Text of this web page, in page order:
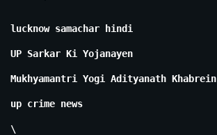
lucknow samachar hindi
UP Sarkar Ki Yojanayen
Mukhyamantri Yogi Adityanath Khabrein
up crime news
\